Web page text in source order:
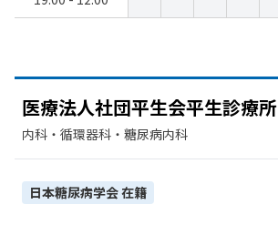
医療法人社団平生会平生診療所
内科・​循環器科・​糖尿病内科
日本糖尿病学会在籍